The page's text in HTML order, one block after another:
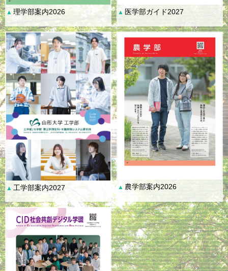
▲理学部案内2026 ▲ 医学部ガイド2027
▲ 工学部案内2027 ▲ 農学部案内2026